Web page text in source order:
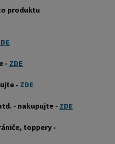
jsou oblíbené pro svůj
a matrace. Rám
z různých materiálů,
na rošt a může
postele. Matrace se
na matrace z PUR
produktu
- ZDE
- ZDE
- nakupujte - ZDE
toppery -